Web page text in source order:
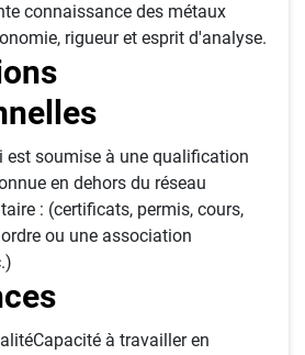
connaissance des métaux
rigueur et esprit d'analyse.
est soumise à une qualification
en dehors du réseau
: (certificats, permis, cours,
ou une association
à travailler en